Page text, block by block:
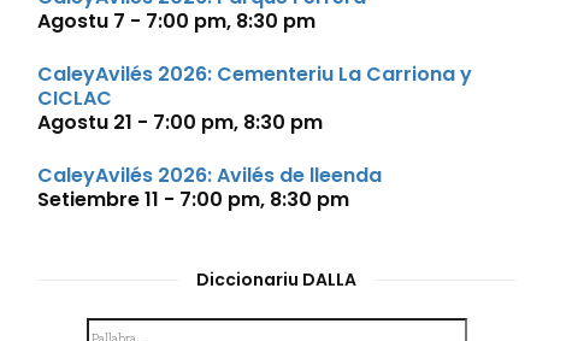
Agostu 7 - 7:00 pm, 8:30 pm
CaleyAvilés 2026: Cementeriu La Carriona y
CICLAC
Agostu 21 - 7:00 pm, 8:30 pm
CaleyAvilés 2026: Avilés de lleenda
Setiembre 11 - 7:00 pm, 8:30 pm
Diccionariu DALLA